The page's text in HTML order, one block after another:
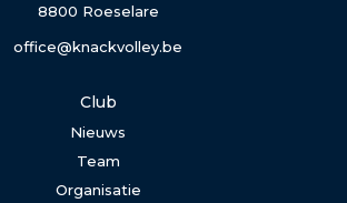
8800 Roeselare
office@knackvolley.be
Club
Nieuws
Team
Organisatie